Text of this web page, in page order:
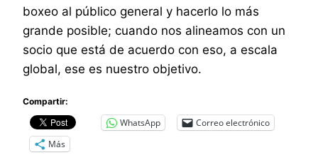
boxeo al público general y hacerlo lo más
grande posible; cuando nos alineamos con un
socio que está de acuerdo con eso, a escala
global, ese es nuestro objetivo.
Compartir:
WhatsApp
Correo electrónico
Más